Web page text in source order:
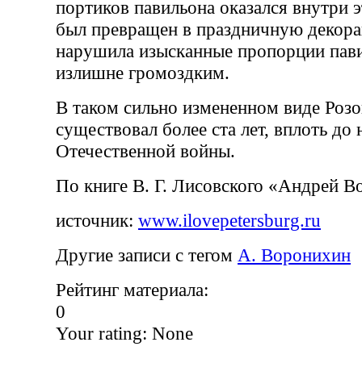
портиков павильона оказался внутри
был превращен в праздничную
нарушила изысканные пропорции
излишне громоздким.
В таком сильно измененном виде
существовал более ста лет, вплоть до
Отечественной войны.
По книге В. Г. Лисовского «Андрей
источник: www.ilovepetersburg.ru
Другие записи с тегом А. Воронихин
Рейтинг материала:
0
Your rating: None